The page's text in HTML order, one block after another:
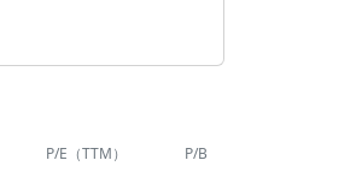
P/E（TTM）
P/B